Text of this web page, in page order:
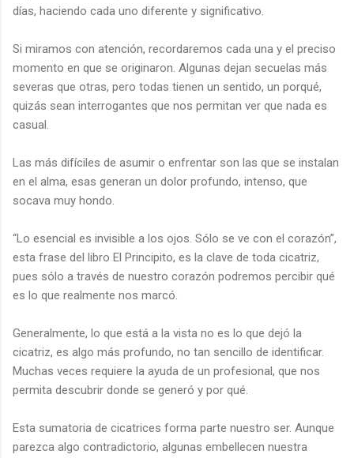
días, haciendo cada uno diferente y significativo.
Si miramos con atención, recordaremos cada una y el preciso
momento en que se originaron. Algunas dejan secuelas más
severas que otras, pero todas tienen un sentido, un porqué,
quizás sean interrogantes que nos permitan ver que nada es
casual.
Las más difíciles de asumir o enfrentar son las que se instalan
en el alma, esas generan un dolor profundo, intenso, que
socava muy hondo.
“Lo esencial es invisible a los ojos. Sólo se ve con el corazón”,
esta frase del libro El Principito, es la clave de toda cicatriz,
pues sólo a través de nuestro corazón podremos percibir qué
es lo que realmente nos marcó.
Generalmente, lo que está a la vista no es lo que dejó la
cicatriz, es algo más profundo, no tan sencillo de identificar.
Muchas veces requiere la ayuda de un profesional, que nos
permita descubrir donde se generó y por qué.
Esta sumatoria de cicatrices forma parte nuestro ser. Aunque
parezca algo contradictorio, algunas embellecen nuestra